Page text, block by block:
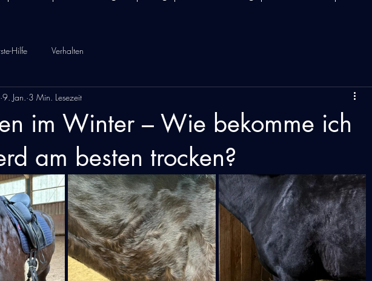
Hilfe Verhalten
im Winter – Wie bekomme ich
am besten trocken?
9. Jan. 3 Min. Lesezeit